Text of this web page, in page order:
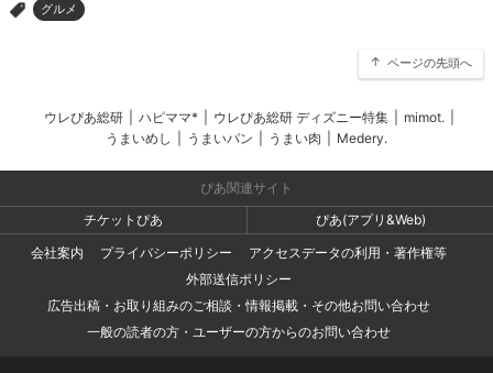
> グルメ
ページの先頭へ
ウレぴあ総研 ハピママ* ウレぴあ総研 ディズニー特集 mimot.
うまいめし
うまいパン うまい肉 Medery.
ぴあ関連サイト
チケットぴあ
ぴあ(アプリ&Web)
会社案内
プライバシーポリシー
アクセスデータの利用・著作権等
外部送信ポリシー
広告出稿・お取り組みのご相談・情報掲載・その他お問い合わせ
一般の読者の方・ユーザーの方からのお問い合わせ